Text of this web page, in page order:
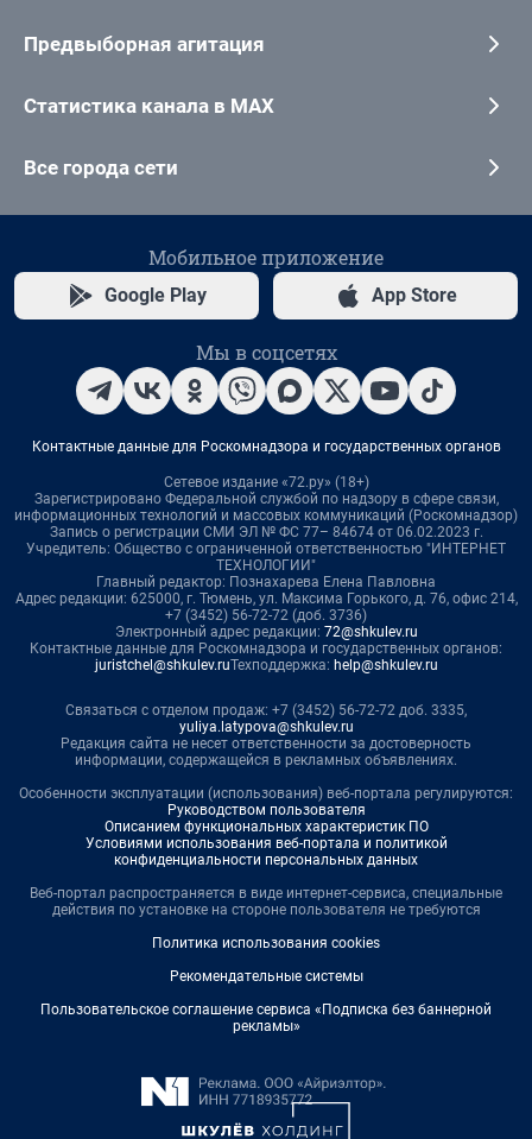
Предвыборная агитация
Статистика канала в MAX
Все города сети
Мобильное приложение
Google Play App Store
Мы в соцсетях
Контактные данные для Роскомнадзора и государственных органов
Сетевое издание «72.ру» (18+)
Зарегистрировано Федеральной службой по надзору в сфере связи,
информационных технологий и массовых коммуникаций (Роскомнадзор)
Запись о регистрации СМИ ЭЛ № ФС 77– 84674 от 06.02.2023 г.
Учредитель: Общество с ограниченной ответственностью "ИНТЕРНЕТ
ТЕХНОЛОГИИ"
Главный редактор: Познахарева Елена Павловна
Адрес редакции: 625000, г. Тюмень, ул. Максима Горького, д. 76, офис 214,
+7 (3452) 56-72-72 (доб. 3736)
Электронный адрес редакции: 72@shkulev.ru
Контактные данные для Роскомнадзора и государственных органов:
juristchel@shkulev.ruТехподдержка: help@shkulev.ru
Связаться с отделом продаж: +7 (3452) 56-72-72 доб. 3335,
yuliya.latypova@shkulev.ru
Редакция сайта не несет ответственности за достоверность
информации, содержащейся в рекламных объявлениях.
Особенности эксплуатации (использования) веб-портала регулируются:
Руководством пользователя
Описанием функциональных характеристик ПО
Условиями использования веб-портала и политикой
конфиденциальности персональных данных
Веб-портал распространяется в виде интернет-сервиса, специальные
действия по установке на стороне пользователя не требуются
Политика использования cookies
Рекомендательные системы
Пользовательское соглашение сервиса «Подписка без баннерной
рекламы»